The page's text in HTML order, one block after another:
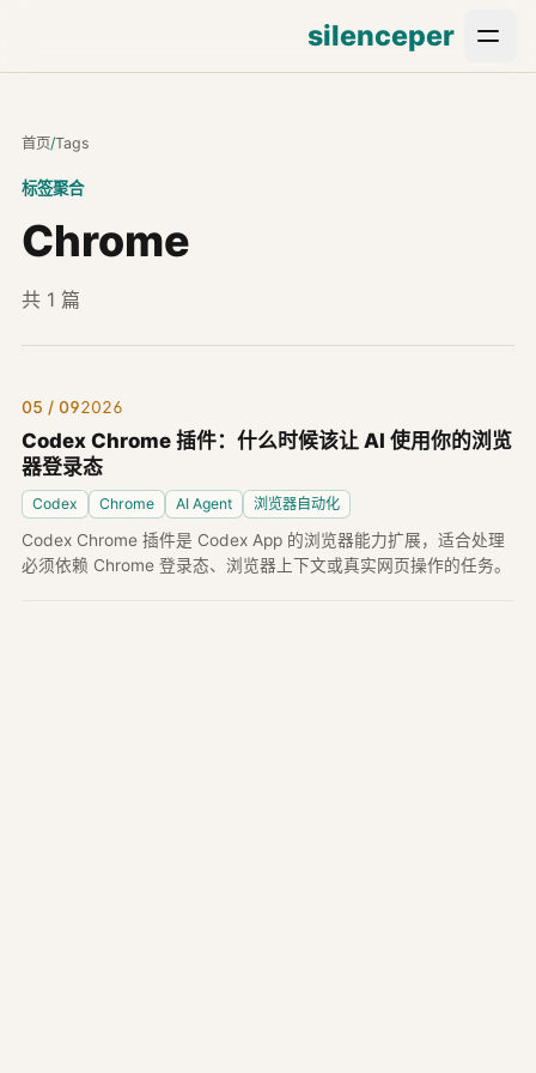
silenceper
首页/Tags
标签聚合
Chrome
共 1 篇
05 / 092026
Codex Chrome 插件：什么时候该让 AI 使用你的浏览
器登录态
Codex Chrome AI Agent 浏览器自动化
Codex Chrome 插件是 Codex App 的浏览器能力扩展，适合处理
必须依赖 Chrome 登录态、浏览器上下文或真实网页操作的任务。